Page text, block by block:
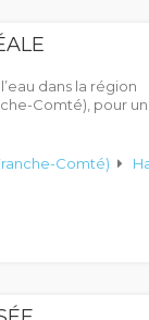
dans la région
Comté), pour un
Comté)